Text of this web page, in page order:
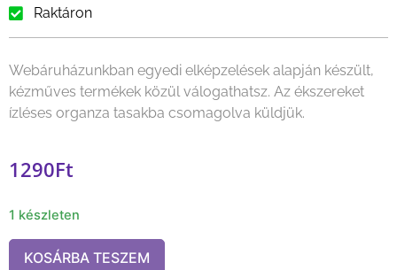
Raktáron
Webáruházunkban egyedi elképzelések alapján készült,
kézműves termékek közül válogathatsz. Az ékszereket
ízléses organza tasakba csomagolva küldjük.
1290Ft
1 készleten
KOSÁRBA TESZEM